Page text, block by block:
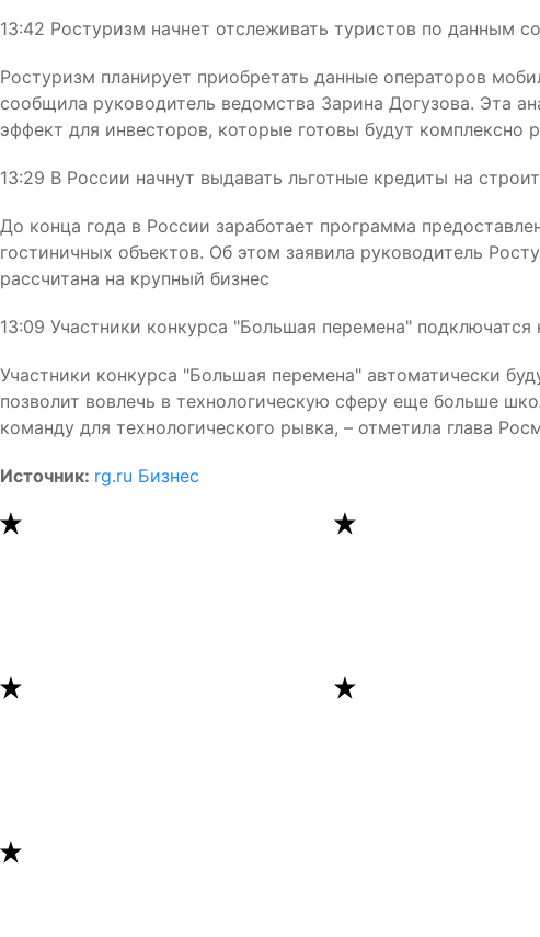
13:42 Ростуризм начнет отслеживать туристов по данным
Ростуризм планирует приобретать данные операторов
сообщила руководитель ведомства Зарина Догузова. Эта
эффект для инвесторов, которые готовы будут комплексно
13:29 В России начнут выдавать льготные кредиты на
До конца года в России заработает программа
гостиничных объектов. Об этом заявила руководитель
рассчитана на крупный бизнес
13:09 Участники конкурса "Большая перемена"
Участники конкурса "Большая перемена" автоматически
позволит вовлечь в технологическую сферу еще больше
команду для технологического рывка, – отметила глава
Источник: rg.ru Бизнес